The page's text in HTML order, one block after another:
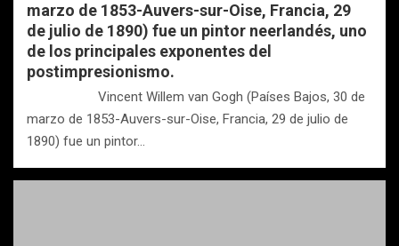
marzo de 1853-Auvers-sur-Oise, Francia, 29
de julio de 1890) fue un pintor neerlandés, uno
de los principales exponentes del
postimpresionismo.
Vincent Willem van Gogh (Países Bajos, 30 de
marzo de 1853-Auvers-sur-Oise, Francia, 29 de julio de
1890) fue un pintor…